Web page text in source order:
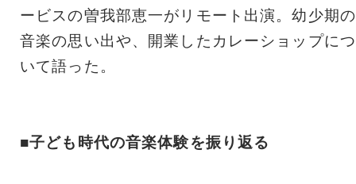
ービスの曽我部恵一がリモート出演。幼少期の
音楽の思い出や、開業したカレーショップにつ
いて語った。
■子ども時代の音楽体験を振り返る